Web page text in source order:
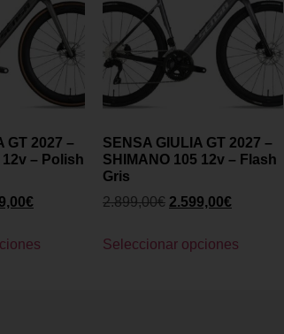
GT 2027 –
12v – Polish
€
SENSA GIULIA GT 2027 –
SHIMANO 105 12v – Flash
Gris
2.899,00€ 2.599,00€
Seleccionar opciones